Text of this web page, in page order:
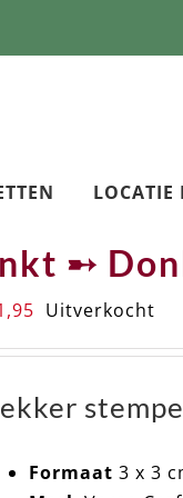
LOCATIE
➸
Uitverkocht
Formaat 3 x 3